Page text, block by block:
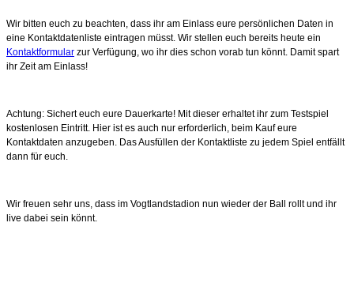
Wir bitten euch zu beachten, dass ihr am Einlass eure persönlichen Daten in
eine Kontaktdatenliste eintragen müsst. Wir stellen euch bereits heute ein
Kontaktformular zur Verfügung, wo ihr dies schon vorab tun könnt. Damit spart
ihr Zeit am Einlass!
Achtung: Sichert euch eure Dauerkarte! Mit dieser erhaltet ihr zum Testspiel
kostenlosen Eintritt. Hier ist es auch nur erforderlich, beim Kauf eure
Kontaktdaten anzugeben. Das Ausfüllen der Kontaktliste zu jedem Spiel entfällt
dann für euch.
Wir freuen sehr uns, dass im Vogtlandstadion nun wieder der Ball rollt und ihr
live dabei sein könnt.